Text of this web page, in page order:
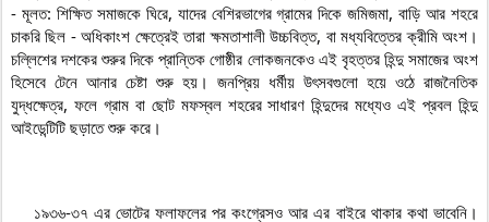
- মূলত: শিক্ষিত সমাজকে ঘিরে, যাদের বেশিরভাগের গ্রামের দিকে জমিজমা, বাড়ি আর শহরে
চাকরি ছিল - অধিকাংশ ক্ষেত্রেই তারা ক্ষমতাশালী উচ্চবিত্ত, বা মধ্যবিত্তের ক্রীমি অংশ।
চল্লিশের দশকের শুরুর দিকে প্রান্তিক গোষ্ঠীর লোকজনকেও এই বৃহত্তর হিন্দু সমাজের অংশ
হিসেবে টেনে আনার চেষ্টা শুরু হয়। জনপ্রিয় ধর্মীয় উৎসবগুলো হয়ে ওঠে রাজনৈতিক
যুদ্ধক্ষেত্র, ফলে গ্রাম বা ছোট মফস্বল শহরের সাধারণ হিন্দুদের মধ্যেও এই প্রবল হিন্দু
আইডেন্টিটি ছড়াতে শুরু করে।